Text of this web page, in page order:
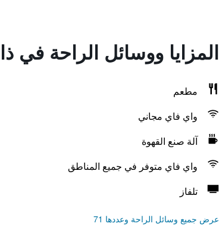
المزايا ووسائل الراحة في
مطعم
واي فاي مجاني
آلة صنع القهوة
واي فاي متوفر في جميع المناطق
تلفاز
عرض جميع وسائل الراحة وعددها 71